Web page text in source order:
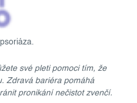
své pleti pomoci tím, že
Zdravá bariéra pomáhá
pronikání nečistot zvenčí.